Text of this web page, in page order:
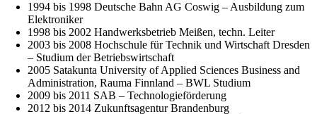
1994 bis 1998 Deutsche Bahn AG Coswig – Ausbildung zum
Elektroniker
1998 bis 2002 Handwerksbetrieb Meißen, techn. Leiter
2003 bis 2008 Hochschule für Technik und Wirtschaft Dresden
– Studium der Betriebswirtschaft
2005 Satakunta University of Applied Sciences Business and
Administration, Rauma Finnland – BWL Studium
2009 bis 2011 SAB – Technologieförderung
2012 bis 2014 Zukunftsagentur Brandenburg